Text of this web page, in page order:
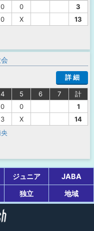
0 0
3
0 X
13
詳 細
4 5 6 7
計
0 0
1
3 X
14
ジュニア
JABA
独立 地域